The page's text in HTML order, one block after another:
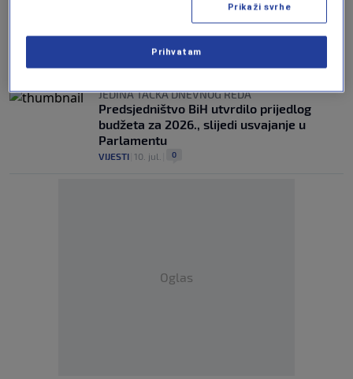
SASTANAK U PREDSJEDNIŠTVU BIH
Komšić i Ginkel razgovarali o o novim
investicijama iz SAD-a u BiH
JEDINA TAČKA DNEVNOG REDA
Predsjedništvo BiH utvrdilo prijedlog
budžeta za 2026., slijedi usvajanje u
Parlamentu
VIJESTI 10. jul. 0
Oglas
Prikaži svrhe
Prihvatam